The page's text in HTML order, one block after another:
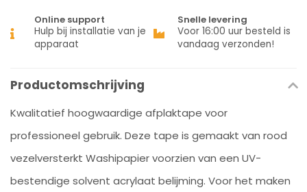
Online support
Hulp bij installatie van je
apparaat
Snelle levering
Voor 16:00 uur besteld is
vandaag verzonden!
Productomschrijving
Kwalitatief hoogwaardige afplaktape voor
professioneel gebruik. Deze tape is gemaakt van rood
vezelversterkt Washipapier voorzien van een UV-
bestendige solvent acrylaat belijming. Voor het maken